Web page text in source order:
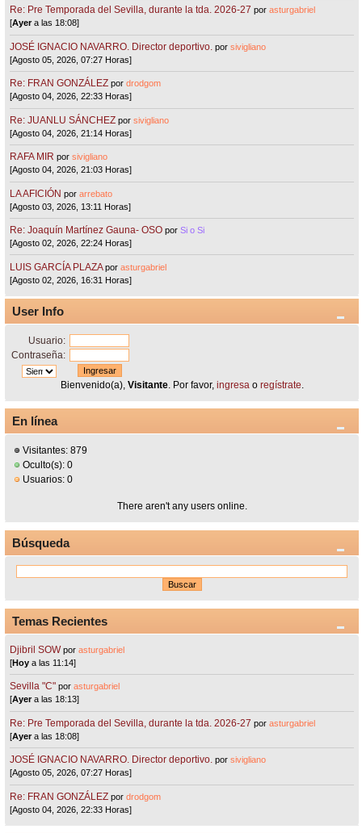
Re: Pre Temporada del Sevilla, durante la tda. 2026-27 porasturgabriel
[Ayera las 18:08]
JOSÉ IGNACIO NAVARRO. Director deportivo. porsivigliano
[Agosto 05, 2026, 07:27 Horas]
Re: FRAN GONZÁLEZ pordrodgom
[Agosto 04, 2026, 22:33 Horas]
Re: JUANLU SÁNCHEZ porsivigliano
[Agosto 04, 2026, 21:14 Horas]
RAFA MIR porsivigliano
[Agosto 04, 2026, 21:03 Horas]
LA AFICIÓN porarrebato
[Agosto 03, 2026, 13:11 Horas]
Re: Joaquín Martínez Gauna- OSO porSi o Si
[Agosto 02, 2026, 22:24 Horas]
LUIS GARCÍA PLAZA porasturgabriel
[Agosto 02, 2026, 16:31 Horas]
User Info
Usuario:
Contraseña:
Bienvenido(a), Visitante. Por favor, ingresa o regístrate
En línea
Visitantes: 879
Oculto(s): 0
Usuarios: 0
There aren't any users online.
Búsqueda
Temas Recientes
Djibril SOW porasturgabriel
[Hoy a las 11:14]
Sevilla "C"porasturgabriel
[Ayera las 18:13]
Re: Pre Temporada del Sevilla, durante la tda. 2026-27 porasturgabriel
[Ayera las 18:08]
JOSÉ IGNACIO NAVARRO. Director deportivo. porsivigliano
[Agosto 05, 2026, 07:27 Horas]
Re: FRAN GONZÁLEZ pordrodgom
[Agosto 04, 2026, 22:33 Horas]